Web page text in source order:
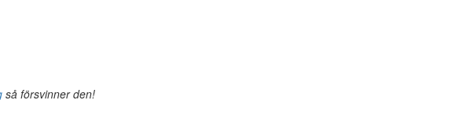
så försvinner den!